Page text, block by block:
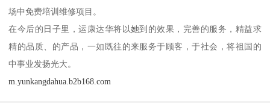
场中免费培训维修项目。
在今后的日子里，运康达华将以她到的效果，完善的服务，精益求
精的品质、的产品，一如既往的来服务于顾客，于社会，将祖国的
中事业发扬光大。
m.yunkangdahua.b2b168.com